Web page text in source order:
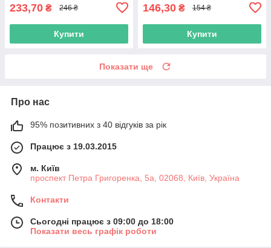
233,70 ₴ 246 ₴
Купити
146,30 ₴ 154 ₴
Купити
Показати ще
Про нас
95% позитивних з 40 відгуків за рік
Працює з 19.03.2015
м. Київ
проспект Петра Григоренка, 5а, 02068, Київ, Україна
Контакти
Сьогодні працює з 09:00 до 18:00
Показати весь графік роботи